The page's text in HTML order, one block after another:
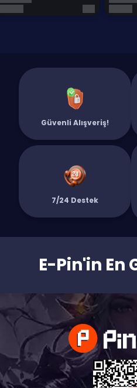
Güvenli Alışveriş!
7/24 Destek
E-Pin'in En